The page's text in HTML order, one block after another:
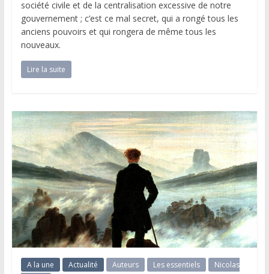
société civile et de la centralisation excessive de notre
gouvernement ; c’est ce mal secret, qui a rongé tous les
anciens pouvoirs et qui rongera de même tous les
nouveaux.
Lire la suite
A la une Actualité Auteurs Les essentiels
Nicolas